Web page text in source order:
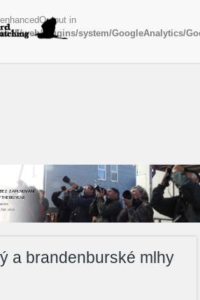
in
web/plugins/system/GoogleAnalytics/
BEZ ZAPLŇOVÁNÍ
BIG YEAR
ZNOVU
a brandenburské mlhy